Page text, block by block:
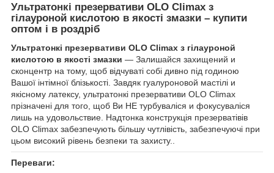
Ультратонкі презервативи OLO Climax з
гілауроной кислотою в якості змазки – купити
оптом і в роздріб
Ультратонкі презервативи OLO Climax з гілауроной
кислотою в якості змазки — Залишайся захищений и
сконцентр на тому, щоб відчуваті собі дивно під годиною
Вашої інтімної блізькості. Завдяк гуалуроновой мастілі и
якісному латексу, ультратонкі презервативи OLO Climax
прізначені для того, щоб Ви НЕ турбуваліся и фокусуваліся
лишь на удовольствие. Надтонка конструкція презерватівів
OLO Climax забезпечують більшу чутлівість, забезпечуючі при
цьом високий рівень безпеки та захисту..
Переваги: